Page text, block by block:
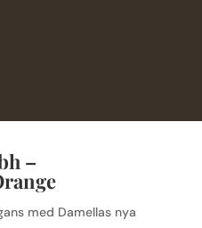
–
med Damellas nya